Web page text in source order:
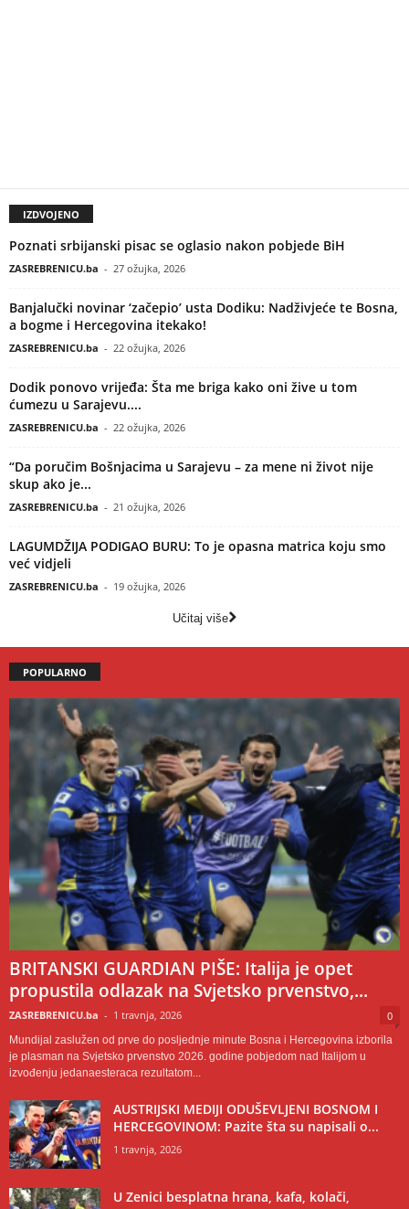
IZDVOJENO
Poznati srbijanski pisac se oglasio nakon pobjede BiH
ZASREBRENICU.ba - 27 ožujka, 2026
Banjalučki novinar ‘začepio’ usta Dodiku: Nadživjeće te Bosna,
a bogme i Hercegovina itekako!
ZASREBRENICU.ba - 22 ožujka, 2026
Dodik ponovo vrijeđa: Šta me briga kako oni žive u tom
ćumezu u Sarajevu....
ZASREBRENICU.ba - 22 ožujka, 2026
“Da poručim Bošnjacima u Sarajevu – za mene ni život nije
skup ako je...
ZASREBRENICU.ba - 21 ožujka, 2026
LAGUMDŽIJA PODIGAO BURU: To je opasna matrica koju smo
već vidjeli
ZASREBRENICU.ba - 19 ožujka, 2026
Učitaj više
POPULARNO
BRITANSKI GUARDIAN PIŠE: Italija je opet
propustila odlazak na Svjetsko prvenstvo,...
ZASREBRENICU.ba - 1 travnja, 2026 0
Mundijal zaslužen od prve do posljednje minute Bosna i Hercegovina izborila
je plasman na Svjetsko prvenstvo 2026. godine pobjedom nad Italijom u
izvođenju jedanaesteraca rezultatom...
AUSTRIJSKI MEDIJI ODUŠEVLJENI BOSNOM I
HERCEGOVINOM: Pazite šta su napisali o...
1 travnja, 2026
U Zenici besplatna hrana, kafa, kolači,